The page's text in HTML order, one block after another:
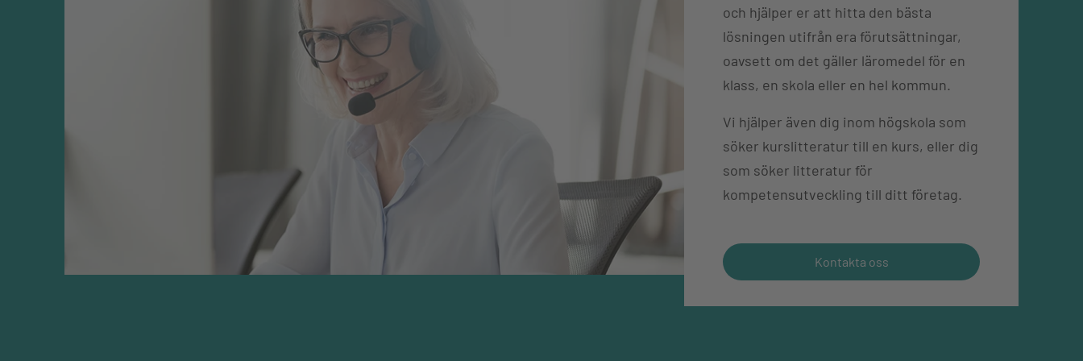
möjligheterna i flerspråkighet och i den ökade språkliga medvetenheten i stället för
bristfokus." Eeva-Stiina Sundén, lektör, BTJ-häftet nr 5, 2017.
Bokens redaktör Björn Kindenberg är medarbetare på Nationellt centrum för svenska som
andraspråk vid Stockholms universitet, lärare i svenska som andraspråk och doktorand i
och hjälper er att hitta den bästa
lösningen utifrån era förutsättningar,
oavsett om det gäller läromedel för en
klass, en skola eller en hel kommun.
Vi hjälper även dig inom högskola som
söker kurslitteratur till en kurs, eller dig
som söker litteratur för
kompetensutveckling till ditt företag.
Kontakta oss